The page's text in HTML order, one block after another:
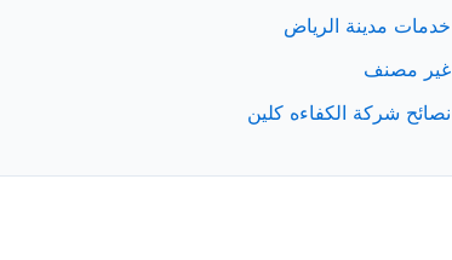
خدمات مدينة الرياض
غير مصنف
نصائح شركة الكفاءه كلين